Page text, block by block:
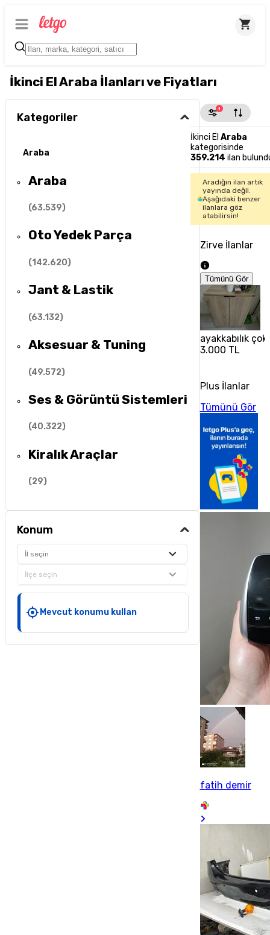
İkinci El Araba İlanları ve Fiyatları
Kategoriler
Araba
Araba
(63.539)
Oto Yedek Parça
(142.620)
Jant & Lastik
(63.132)
Aksesuar & Tuning
(49.572)
Ses & Görüntü Sistemleri
(40.322)
Kiralık Araçlar
(29)
Konum
İl seçin
İlçe seçin
Mevcut konumu kullan
1
İkinci El Araba
kategorisinde
359.214 ilan
Aradığın ilan artık
yayında değil.
Aşağıdaki benzer
ilanlara göz
atabilirsin!
Zirve İlanlar
Tümünü Gör
ayakkabılık
3.000 TL
Plus İlanlar
Tümünü Gör
fatih demir